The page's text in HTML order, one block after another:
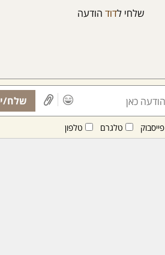
שלחי לדוד הודעה
שלח/י
פייסבוק טלגרם טלפון